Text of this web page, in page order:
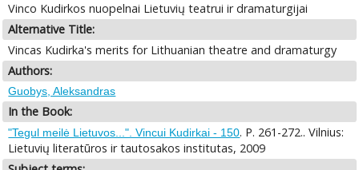
Vinco Kudirkos nuopelnai Lietuvių teatrui ir dramaturgijai
Alternative Title:
Vincas Kudirka's merits for Lithuanian theatre and dramaturgy
Authors:
Guobys, Aleksandras
In the Book:
"Tegul meilė Lietuvos...". Vincui Kudirkai - 150. P. 261-272.. Vilnius:
Lietuvių literatūros ir tautosakos institutas, 2009